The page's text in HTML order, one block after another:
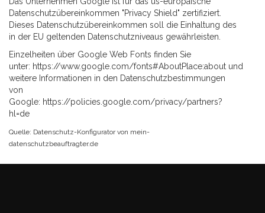
Datenschutzübereinkommen "Privacy Shield" zertifiziert.
Dieses Datenschutzübereinkommen soll die Einhaltung des
in der EU geltenden Datenschutzniveaus gewährleisten.
Einzelheiten über Google Web Fonts finden Sie
unter: https://www.google.com/fonts#AboutPlace:about und
weitere Informationen in den Datenschutzbestimmungen
von
Google: https://policies.google.com/privacy/partners?
hl=de
Quelle: Datenschutz-Konfigurator von mein-
datenschutzbeauftragter.de